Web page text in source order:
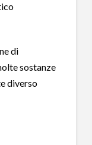
di
sostanze
diverso